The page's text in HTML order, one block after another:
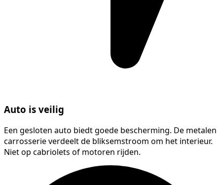
Auto is veilig
Een gesloten auto biedt goede bescherming. De metalen
carrosserie verdeelt de bliksemstroom om het interieur.
Niet op cabriolets of motoren rijden.